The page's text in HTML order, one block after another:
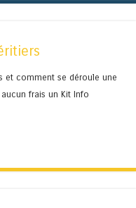
et comment se déroule une
frais un Kit Info